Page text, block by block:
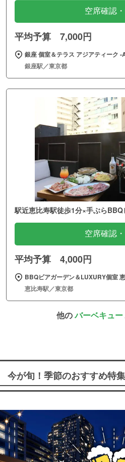
空席確認
平均予算 7,000円
銀座 個室＆テラス アジアティーク
銀座駅／東京都
駅近恵比寿駅徒歩1分×手ぶらBBQ
空席確認
平均予算 4,000円
BBQビアガーデン＆LUXURY個室
恵比寿駅／東京都
他のバーベキュー
今が旬！季節のおすすめ特集